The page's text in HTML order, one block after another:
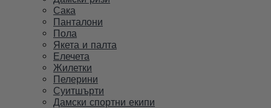
Сака
Панталони
Пола
Якета и палта
Елечета
Жилетки
Пелерини
Суитшърти
Дамски спортни екипи